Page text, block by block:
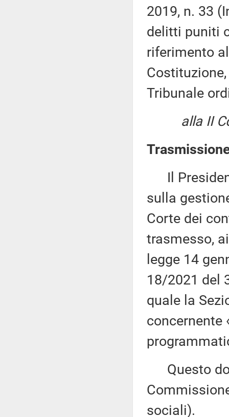
2019, n. 33
delitti puniti
riferimento
Tribunale
alla II
Il
sulla
Corte dei
trasmesso,
legge 14
18/2021 del
quale la
concernente
Questo
sociali).